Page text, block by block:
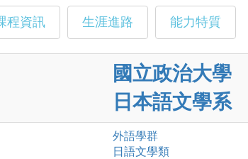
程資訊 生涯進路 能力特質
國立政治大學
日本語文學系
外語學群
日語文學類